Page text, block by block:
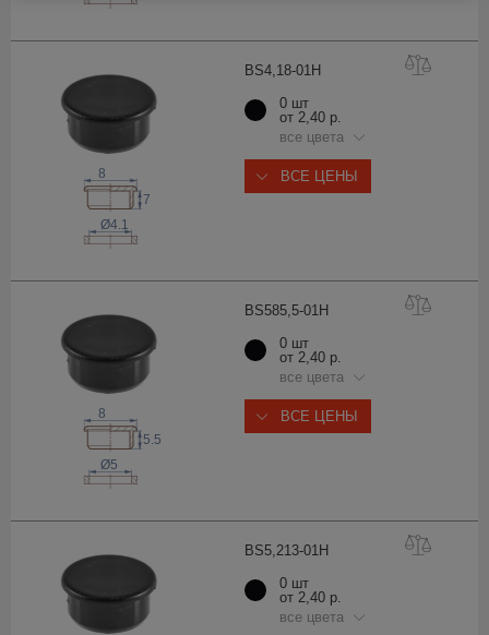
BS4,18-01H
7
8
Ø4.1
0 шт
от 2,40 р.
все цвета
ВСЕ ЦЕНЫ
BS585,5-01H
5.5
8
Ø5
0 шт
от 2,40 р.
все цвета
ВСЕ ЦЕНЫ
BS5,213-01H
0 шт
от 2,40 р.
все цвета